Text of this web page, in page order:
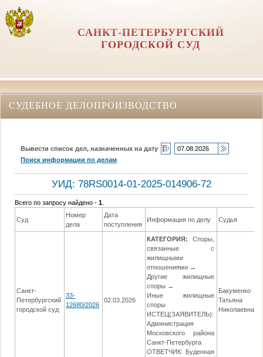
САНКТ-ПЕТЕРБУРГСКИЙ
ГОРОДСКОЙ СУД
СУДЕБНОЕ ДЕЛОПРОИЗВОДСТВО
Вывести список дел, назначенных на дату
Поиск информации по делам
УИД: 78RS0014-01-2025-014906-72
Всего по запросу найдено -1
Суд
Номер
дела
Дата
поступления
Информация по делу Судья
Санкт-
Петербургский
городской суд
33-
12680/2026
02.03.2026
КАТЕГОРИЯ:
Споры,
связанные с
жилищными
отношениями →
Другие жилищные
споры →
Иные жилищные
споры
ИСТЕЦ(ЗАЯВИТЕЛЬ):
Администрация
Московского района
Санкт-Петербурга
ОТВЕТЧИК: Буденная
Бакуменко
Татьяна
Николаевна